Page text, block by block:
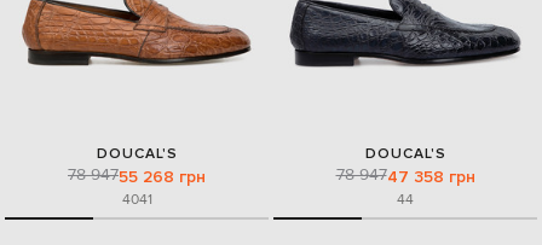
DOUCAL'S
78 94755 268 грн
4041
DOUCAL'S
78 94747 358 грн
44